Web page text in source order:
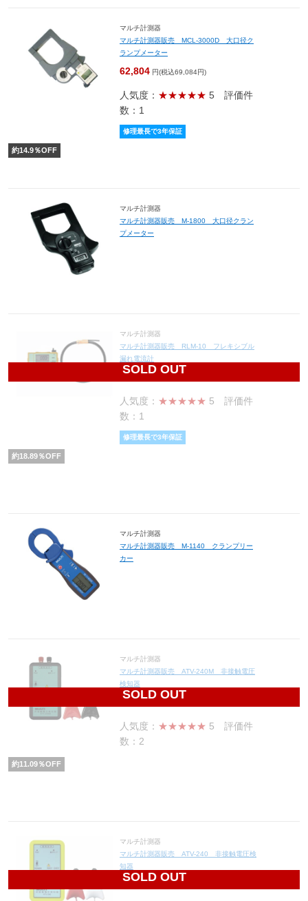
マルチ計測器
マルチ計測器販売 MCL-3000D 大口径ク
ランプメーター
62,804 円(税込69,084円)
人気度： ★★★★★ 5 評価件
数：1
修理最長で3年保証
約14.9％OFF
マルチ計測器
マルチ計測器販売 M-1800 大口径クラン
プメーター
SOLD OUT
マルチ計測器
マルチ計測器販売 RLM-10 フレキシブル
漏れ電流計
107,070
人気度： ★★★★★ 5 評価件
数：1
修理最長で3年保証
約18.89％OFF
マルチ計測器
マルチ計測器販売 M-1140 クランプリー
カー
SOLD OUT
マルチ計測器
マルチ計測器販売 ATV-240M 非接触電圧
検知器
30,940
人気度： ★★★★★ 5 評価件
数：2
約11.09％OFF
SOLD OUT
マルチ計測器
マルチ計測器販売 ATV-240 非接触電圧検
知器
26,700